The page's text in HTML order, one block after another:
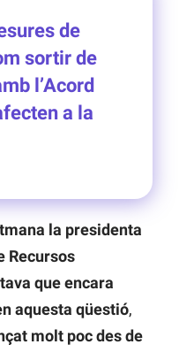
de
sortir de
l’Acord
a la
la presidenta
Recursos
que encara
aquesta qüestió,
molt poc des de